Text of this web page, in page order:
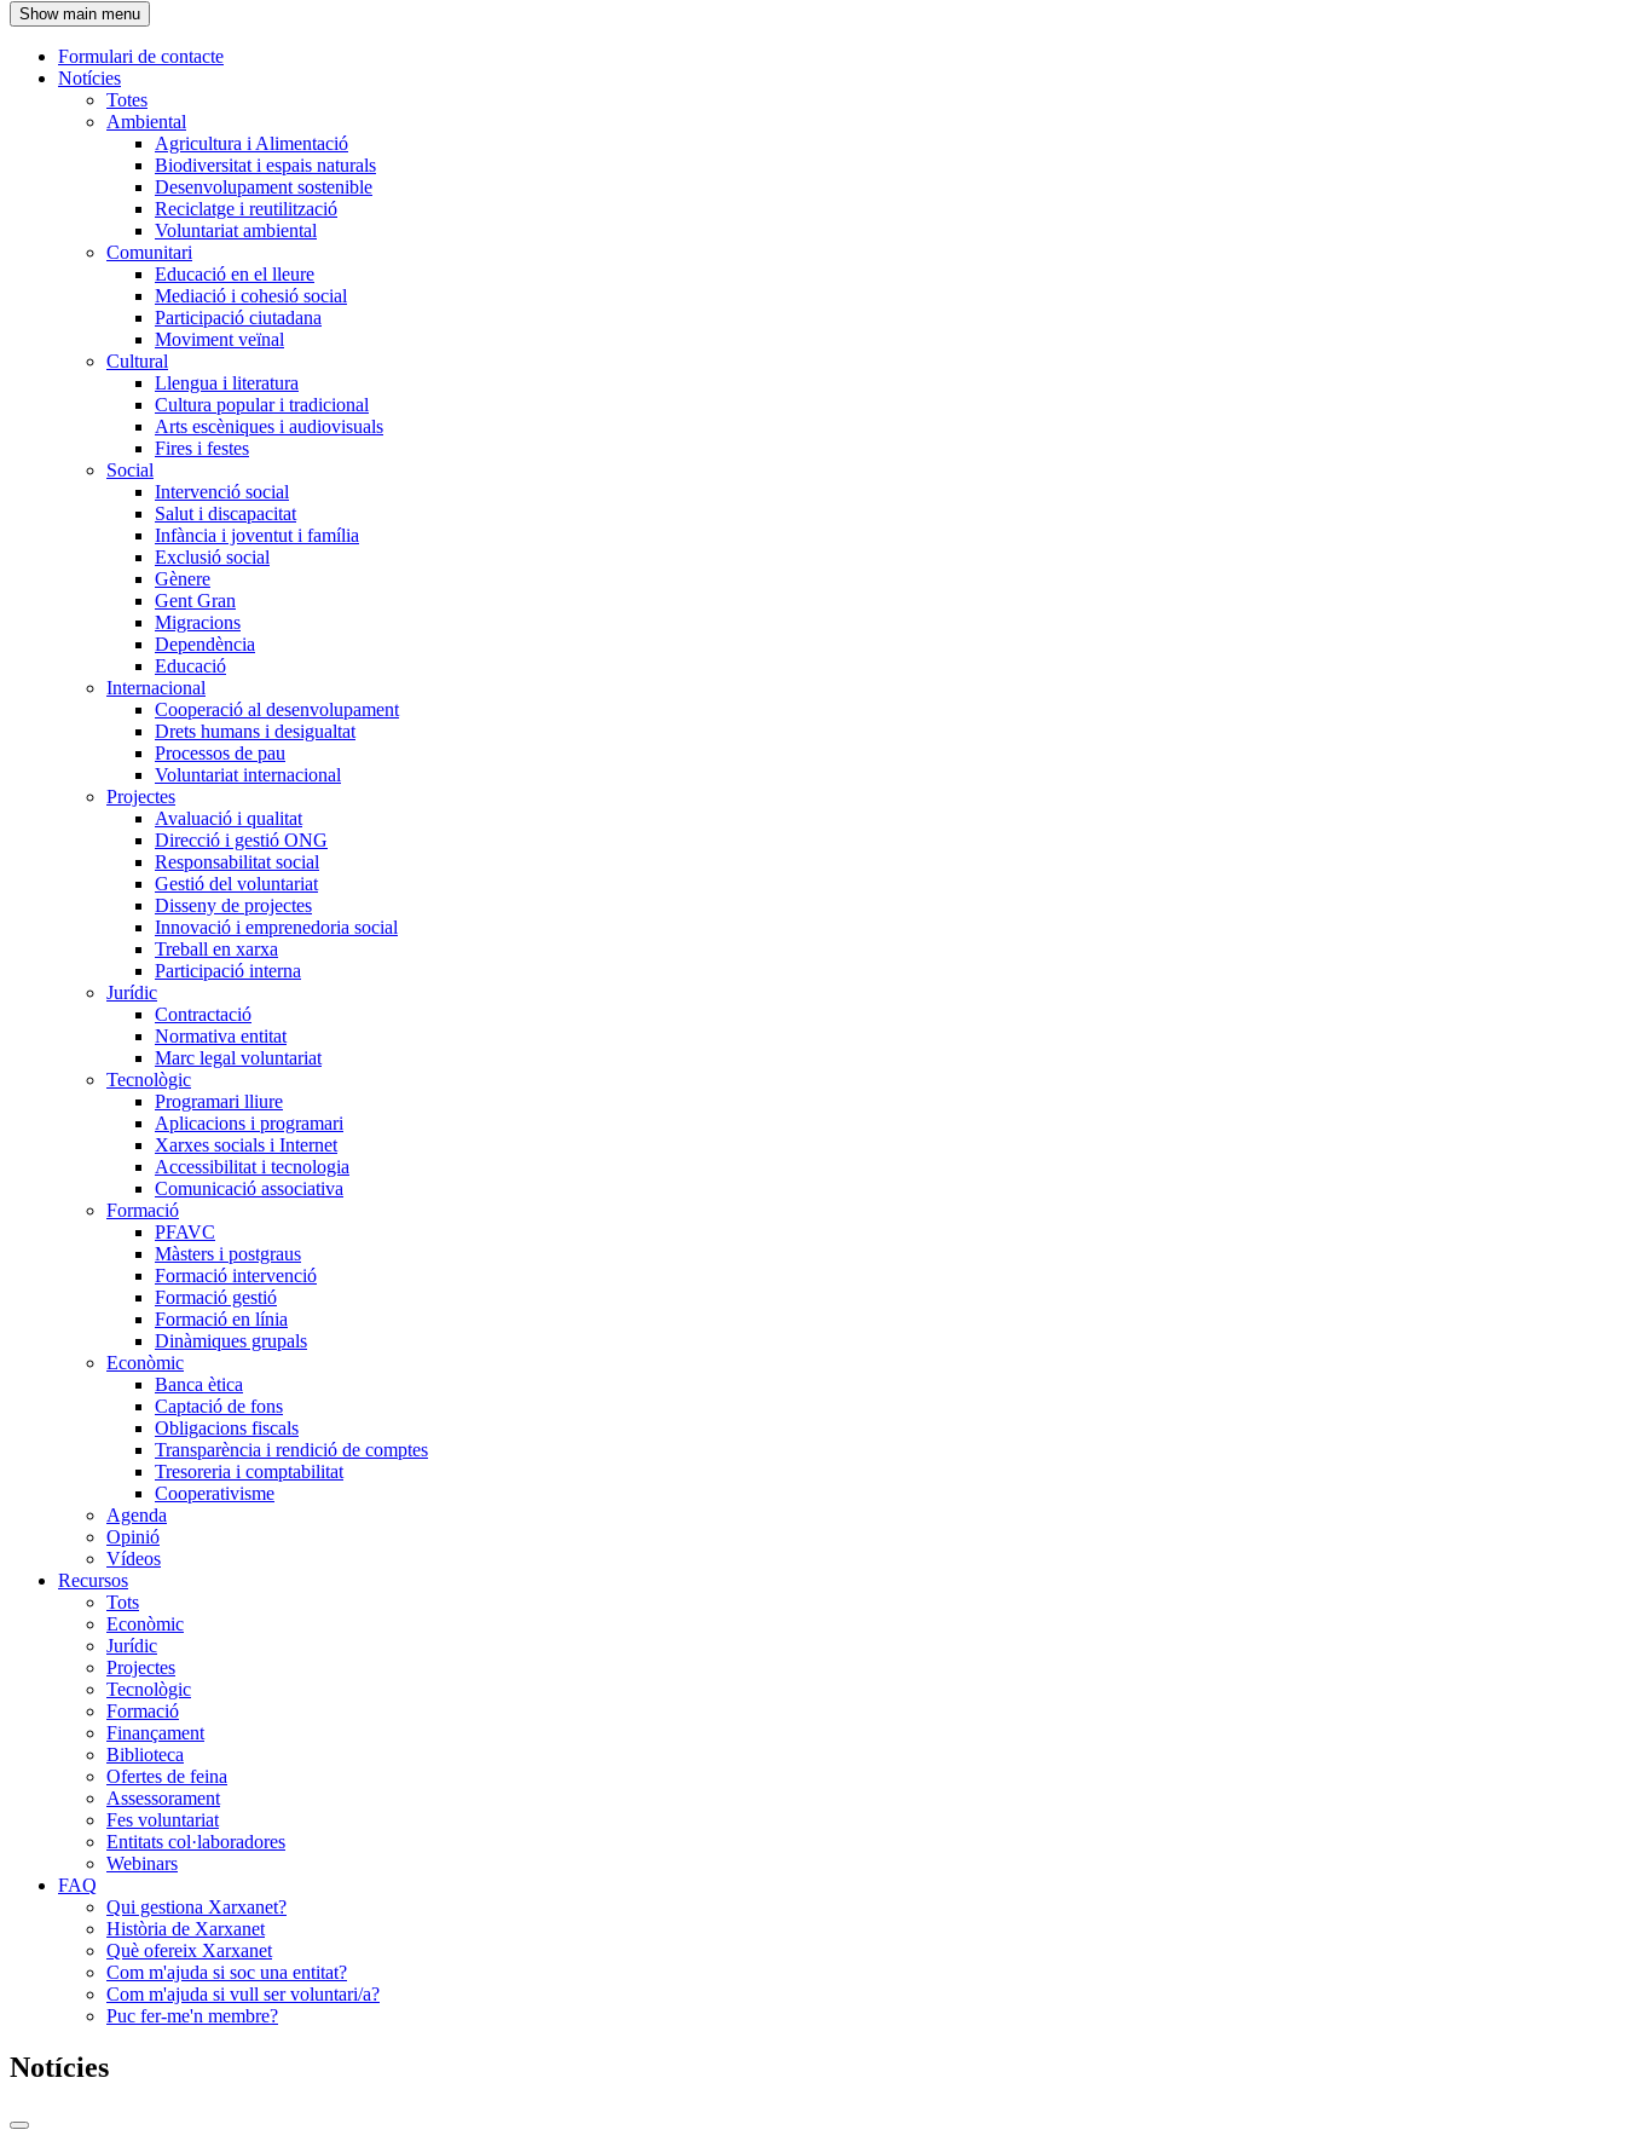
l'encapçalament
Show main menu
Navegació
principal
Formulari de contacte
Notícies
Totes
Ambiental
Agricultura i Alimentació
Biodiversitat i espais naturals
Desenvolupament sostenible
Reciclatge i reutilització
Voluntariat ambiental
Comunitari
Educació en el lleure
Mediació i cohesió social
Participació ciutadana
Moviment veïnal
Cultural
Llengua i literatura
Cultura popular i tradicional
Arts escèniques i audiovisuals
Fires i festes
Social
Intervenció social
Salut i discapacitat
Infància i joventut i família
Exclusió social
Gènere
Gent Gran
Migracions
Dependència
Educació
Internacional
Cooperació al desenvolupament
Drets humans i desigualtat
Processos de pau
Voluntariat internacional
Projectes
Avaluació i qualitat
Direcció i gestió ONG
Responsabilitat social
Gestió del voluntariat
Disseny de projectes
Innovació i emprenedoria social
Treball en xarxa
Participació interna
Jurídic
Contractació
Normativa entitat
Marc legal voluntariat
Tecnològic
Programari lliure
Aplicacions i programari
Xarxes socials i Internet
Accessibilitat i tecnologia
Comunicació associativa
Formació
PFAVC
Màsters i postgraus
Formació intervenció
Formació gestió
Formació en línia
Dinàmiques grupals
Econòmic
Banca ètica
Captació de fons
Obligacions fiscals
Transparència i rendició de comptes
Tresoreria i comptabilitat
Cooperativisme
Agenda
Opinió
Vídeos
Recursos
Tots
Econòmic
Jurídic
Projectes
Tecnològic
Formació
Finançament
Biblioteca
Ofertes de feina
Assessorament
Fes voluntariat
Entitats col·laboradores
Webinars
FAQ
Qui gestiona Xarxanet?
Història de Xarxanet
Què ofereix Xarxanet
Com m'ajuda si soc una entitat?
Com m'ajuda si vull ser voluntari/a?
Puc fer-me'n membre?
Notícies
Commutador